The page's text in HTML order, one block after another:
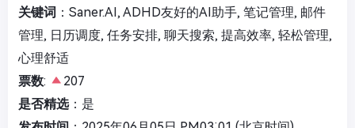
关键词 ：Saner.AI, ADHD友好的AI助手, 笔记管理, 邮件
管理, 日历调度, 任务安排, 聊天搜索, 提高效率, 轻松管理,
心理舒适
票数:
207
是否精选：是